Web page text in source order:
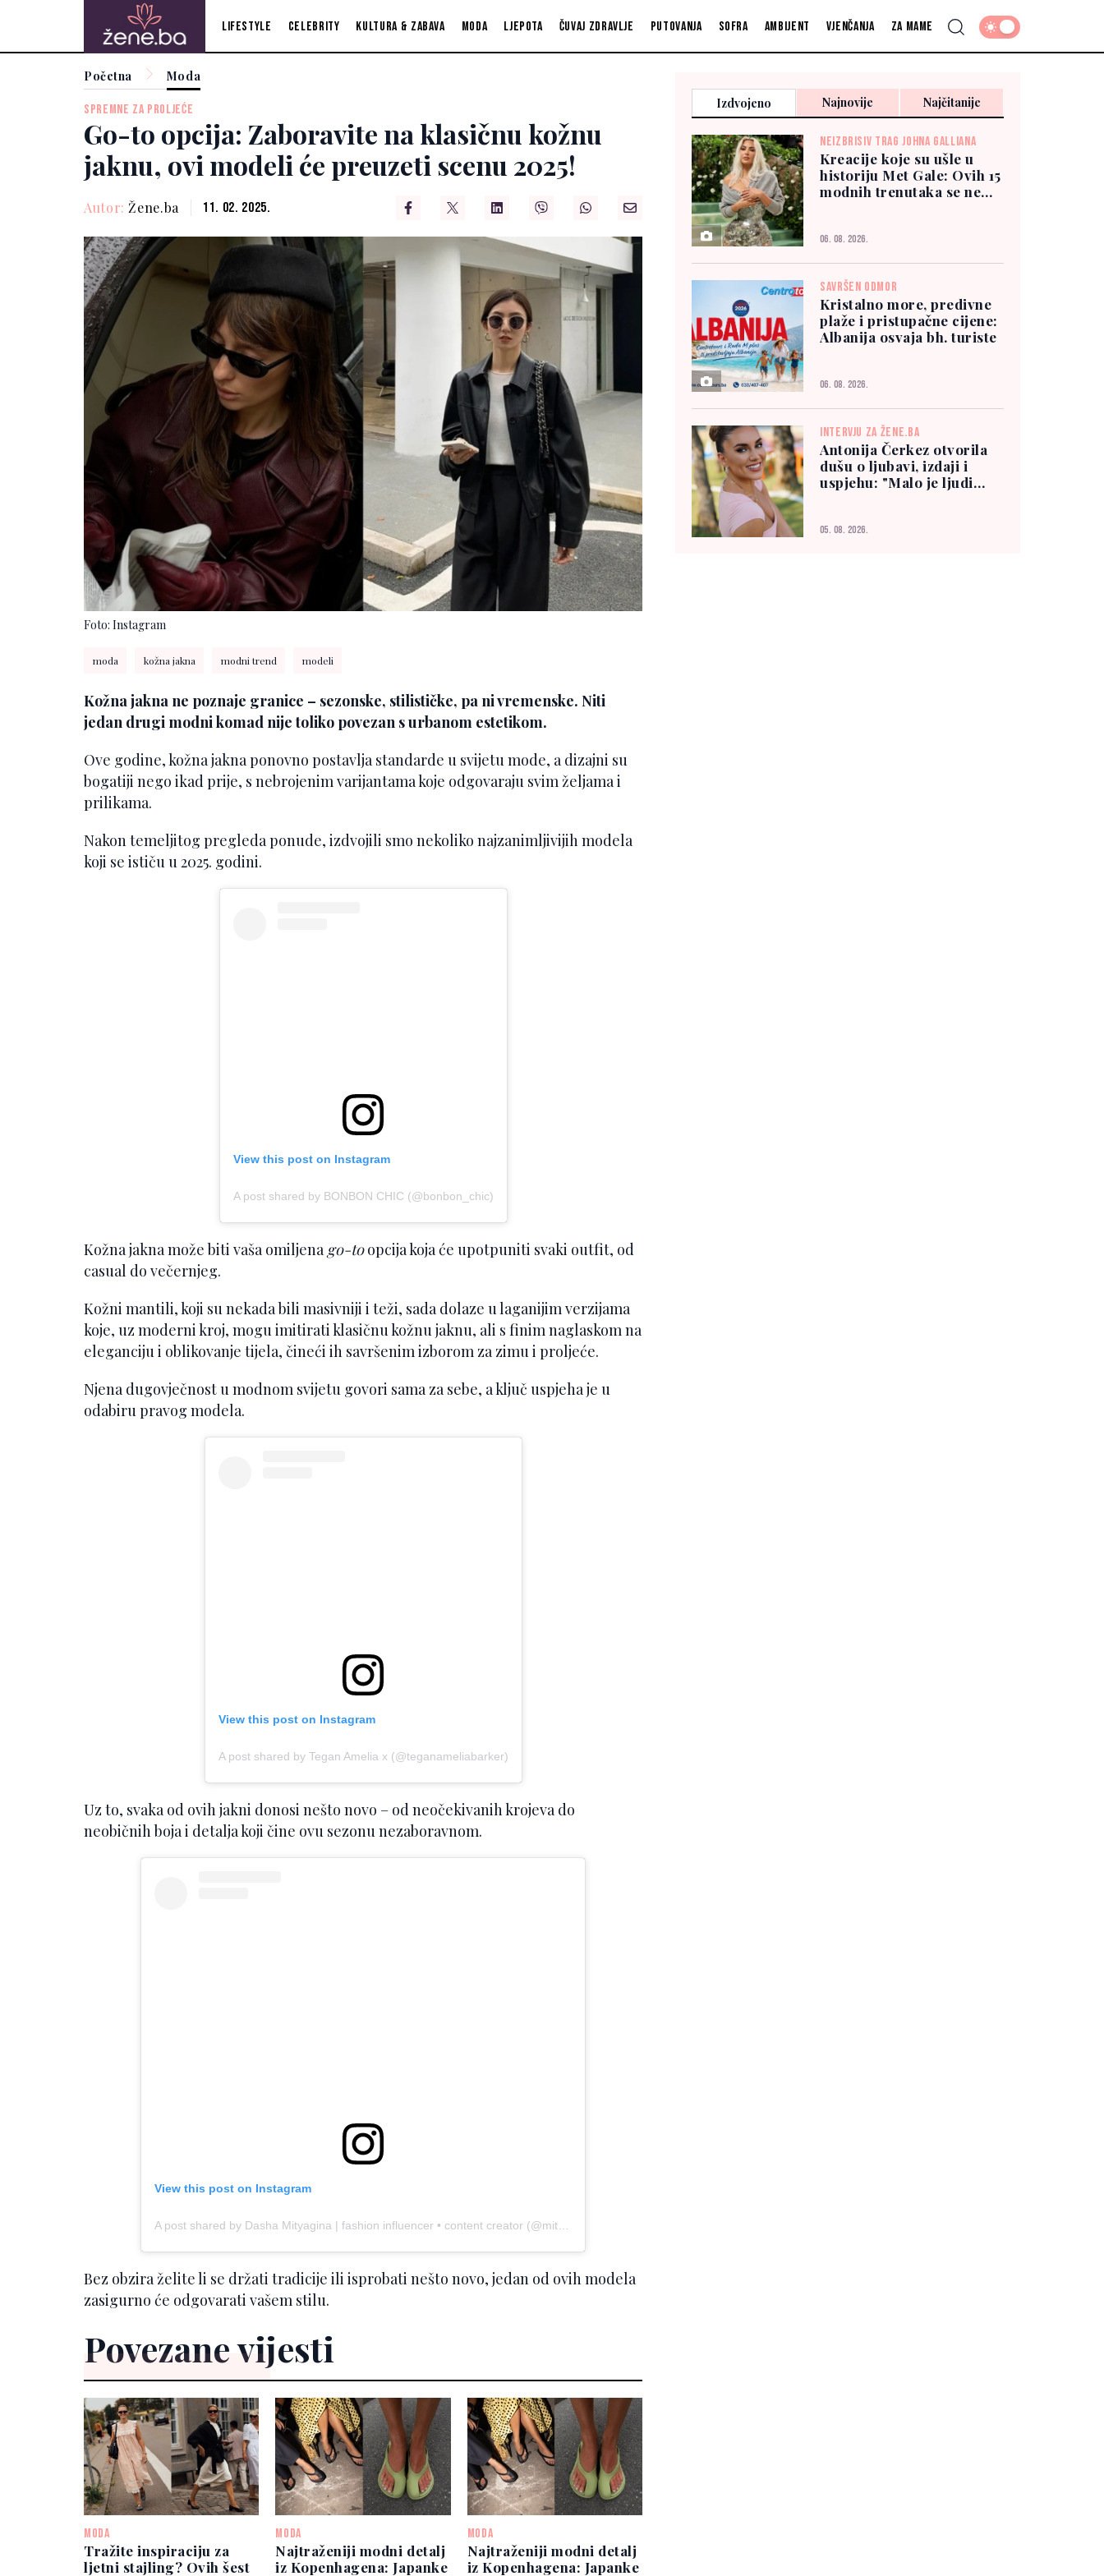
Lifestyle Celebrity Kultura & zabava Moda Ljepota Čuvaj zdravlje Putovanja Sofra Ambijent Vjenčanja Za mame
Početna Moda
SPREMNE ZA PROLJEĆE
Go-to opcija: Zaboravite na klasičnu kožnu
jaknu, ovi modeli će preuzeti scenu 2025!
Autor: Žene.ba 11. 02. 2025.
Foto: Instagram
moda kožna jakna modni trend modeli
Kožna jakna ne poznaje granice – sezonske, stilističke, pa ni vremenske. Niti
jedan drugi modni komad nije toliko povezan s urbanom estetikom.
Ove godine, kožna jakna ponovno postavlja standarde u svijetu mode, a dizajni su
bogatiji nego ikad prije, s nebrojenim varijantama koje odgovaraju svim željama i
prilikama.
Nakon temeljitog pregleda ponude, izdvojili smo nekoliko najzanimljivijih modela
koji se ističu u 2025. godini.
View this post on Instagram
A post shared by BONBON CHIC (@bonbon_chic)
Kožna jakna može biti vaša omiljena go-toopcija koja će upotpuniti svaki outfit, od
casual do večernjeg.
Kožni mantili, koji su nekada bili masivniji i teži, sada dolaze u laganijim verzijama
koje, uz moderni kroj, mogu imitirati klasičnu kožnu jaknu, ali s finim naglaskom na
eleganciju i oblikovanje tijela, čineći ih savršenim izborom za zimu i proljeće.
Njena dugovječnost u modnom svijetu govori sama za sebe, a ključ uspjeha je u
odabiru pravog modela.
View this post on Instagram
A post shared by Tegan Amelia x (@teganameliabarker)
Uz to, svaka od ovih jakni donosi nešto novo – od neočekivanih krojeva do
neobičnih boja i detalja koji čine ovu sezonu nezaboravnom.
View this post on Instagram
A post shared by Dasha Mityagina | fashion influencer • content creator (@mityaaagina)
Bez obzira želite li se držati tradicije ili isprobati nešto novo, jedan od ovih modela
zasigurno će odgovarati vašem stilu.
Povezane vijesti
MODA
Tražite inspiraciju za
ljetni stajling? Ovih šest
MODA
Najtraženiji modni detalj
iz Kopenhagena: Japanke
MODA
Najtraženiji modni detalj
iz Kopenhagena: Japanke
Izdvojeno Najnovije Najčitanije
NEIZBRISIV TRAG JOHNA GALLIANA
Kreacije koje su ušle u
historiju Met Gale: Ovih 15
modnih trenutaka se ne
06. 08. 2026.
SAVRŠEN ODMOR
Kristalno more, predivne
plaže i pristupačne cijene:
Albanija osvaja bh. turiste
06. 08. 2026.
INTERVJU ZA ŽENE.BA
Antonija Čerkez otvorila
dušu o ljubavi, izdaji i
uspjehu: "Malo je ljudi
05. 08. 2026.